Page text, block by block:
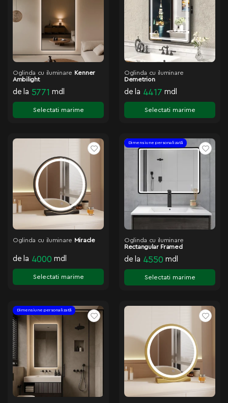
Oglinda cu iluminare Kenner
Ambilight
de la 5771 mdl
Selectati marime
Oglinda cu iluminare
Demetrion
de la 4417 mdl
Selectati marime
Oglinda cu iluminare Miracle
de la 4000 mdl
Selectati marime
Dimensiune personalizată
Oglinda cu iluminare
Rectangular Framed
de la 4550 mdl
Selectati marime
Dimensiune personalizată